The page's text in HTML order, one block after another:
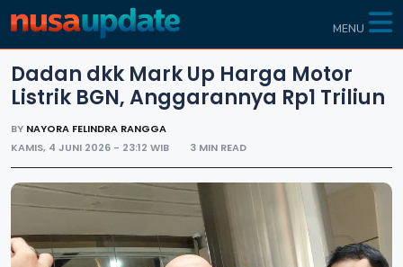
MENU
Dadan dkk Mark Up Harga Motor
Listrik BGN, Anggarannya Rp1 Triliun
BY NAYORA FELINDRA RANGGA
KAMIS, 4 JUNI 2026 - 23:12 WIB
3 MIN READ